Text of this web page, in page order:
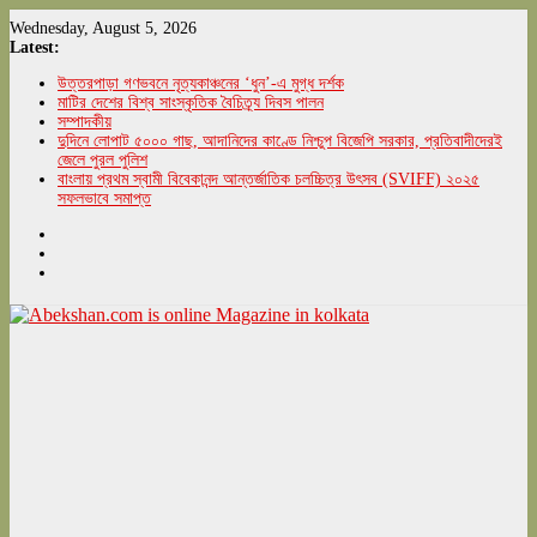
Skip
to
Wednesday, August 5, 2026
Latest:
উত্তরপাড়া গণভবনে নৃত্যকাঞ্চনের ‘ধুন’-এ মুগ্ধ দর্শক
মাটির দেশের বিশ্ব সাংস্কৃতিক বৈচিত্র্য দিবস পালন
সম্পাদকীয়
দুদিনে লোপাট ৫০০০ গাছ, আদানিদের কাণ্ডে নিশ্চুপ বিজেপি সরকার, প্রতিবাদীদেরই
জেলে পুরল পুলিশ
বাংলায় প্রথম স্বামী বিবেকানন্দ আন্তর্জাতিক চলচ্চিত্র উৎসব (SVIFF) ২০২৫
সফলভাবে সমাপ্ত